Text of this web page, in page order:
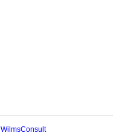
WilmsConsult